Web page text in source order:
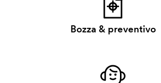
Bozza & preventivo